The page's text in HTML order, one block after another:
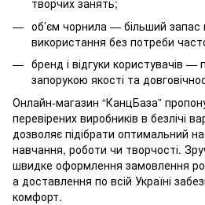
творчих занять;
об’єм чорнила — більший запас
використання без потреби
бренд і відгуки користувачів —
запорукою якості та
Онлайн-магазин “КанцБаза”
перевірених виробників в безлічі
дозволяє підібрати оптимальний
навчання, роботи чи творчості.
швидке оформлення замовлення
а доставлення по всій Україні
комфорт.